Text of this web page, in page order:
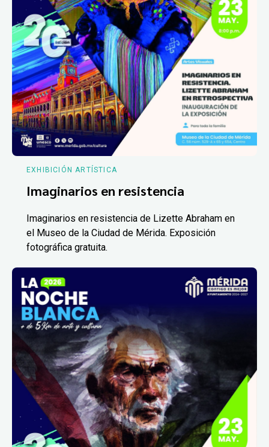
EXHIBICIÓN ARTÍSTICA
Imaginarios en resistencia
Imaginarios en resistencia de Lizette Abraham en
el Museo de la Ciudad de Mérida. Exposición
fotográfica gratuita.